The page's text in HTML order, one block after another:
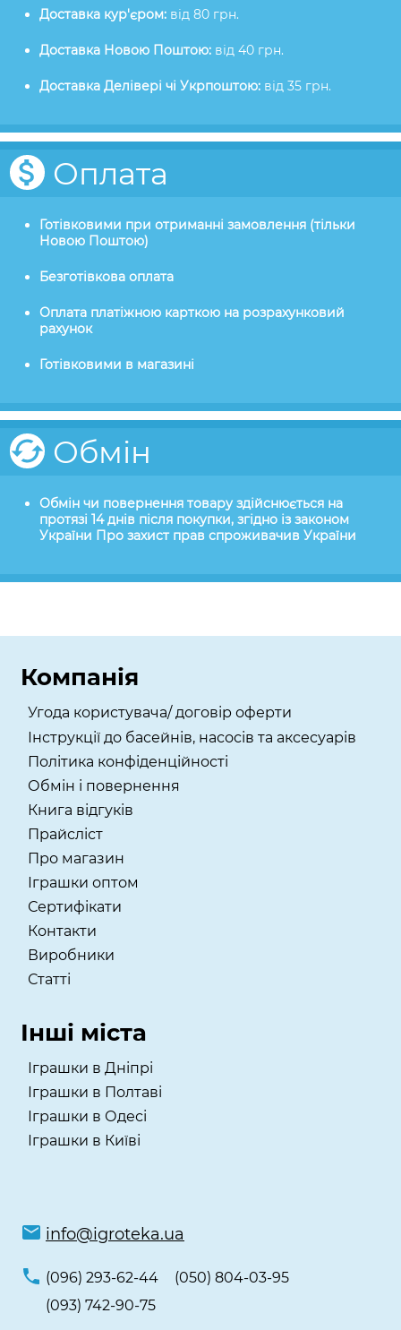
Доставка кур'єром: від 80 грн.
Доставка Новою Поштою: від 40 грн.
Доставка Делівері чі Укрпоштою: від 35 грн.
Оплата
Готівковими при отриманні замовлення (тільки
Новою Поштою)
Безготівкова оплата
Оплата платіжною карткою на розрахунковий
рахунок
Готівковими в магазині
Обмін
Обмін чи повернення товару здійснюється на
протязі 14 днів після покупки, згідно із законом
України Про захист прав спроживачив України
Компанія
Угода користувача/ договір оферти
Інструкції до басейнів, насосів та аксесуарів
Політика конфіденційності
Обмін і повернення
Книга відгуків
Прайсліст
Про магазин
Іграшки оптом
Сертифікати
Контакти
Виробники
Статті
Інші міста
Іграшки в Дніпрі
Іграшки в Полтаві
Іграшки в Одесі
Іграшки в Київі
info@igroteka.ua
(096) 293-62-44
(050) 804-03-95
(093) 742-90-75